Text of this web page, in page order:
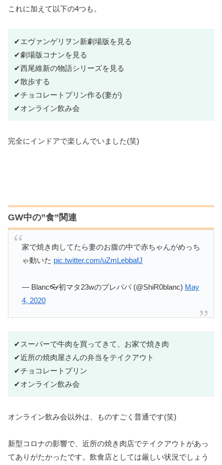
これに加えて以下の4つも。
✔エヴァンゲリヲン新劇場版を見る
✔劇場版コナンを見る
✔西尾維新の物語シリーズを見る
✔散歩する
✔チョコレートプリン作る(妻が)
✔オンライン飲み会
完全にインドアで楽しんでいました(笑)
GW中の”食”関連
家で焼き肉してたら妻のお腹の中で赤ちゃんがめっち
ゃ動いた pic.twitter.com/uZmLebbafJ
— Blanc👓初マタ23wのプレパパ (@ShiR0blanc) May
4, 2020
✔スーパーで牛肉を買ってきて、お家で焼き肉
✔近所の焼肉屋さんの弁当をテイクアウト
✔チョコレートプリン
✔オンライン飲み会
オンライン飲み会以外は、ものすごく普通です(笑)
新型コロナの影響で、近所の焼き肉店でテイクアウトがあっ
てありがたかったです。飲食店としては厳しい状況でしょう